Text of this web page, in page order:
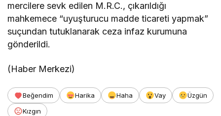
mercilere sevk edilen M.R.C., çıkarıldığı
mahkemece “uyuşturucu madde ticareti yapmak”
suçundan tutuklanarak ceza infaz kurumuna
gönderildi.
(Haber Merkezi)
Beğendim Harika Haha Vay
Üzgün
Kızgın